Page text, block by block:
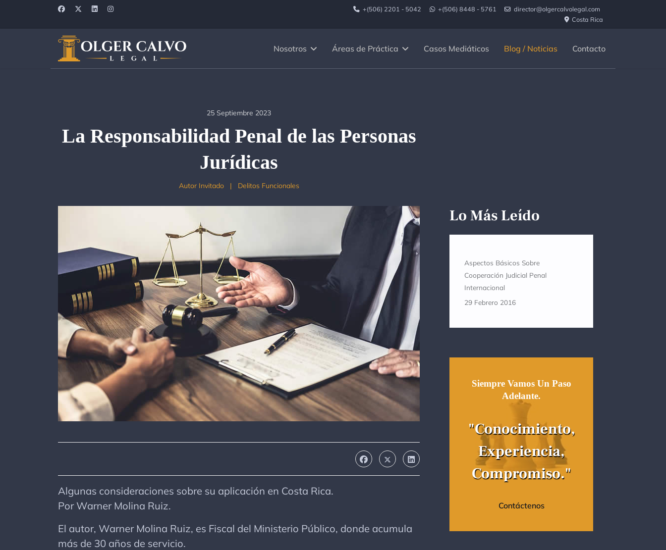
+(506) 2201 - 5042 +(506) 8448 - 5761
director@olgercalvolegal.com
Costa Rica
Nosotros Áreas de Práctica Casos Mediáticos Blog / Noticias Contacto
La Responsabilidad Penal de las Personas
Jurídicas
Autor Invitado Delitos Funcionales
25 Septiembre 2023
Algunas consideraciones sobre su aplicación en Costa Rica.
Por Warner Molina Ruiz.
El autor, Warner Molina Ruiz, es Fiscal del Ministerio Público, donde acumula
más de 30 años de servicio.
Lo Más Leído
Aspectos Básicos Sobre
Cooperación Judicial Penal
Internacional
29 Febrero 2016
Siempre Vamos Un Paso
Adelante.
"Conocimiento,
Experiencia,
Compromiso."
Contáctenos